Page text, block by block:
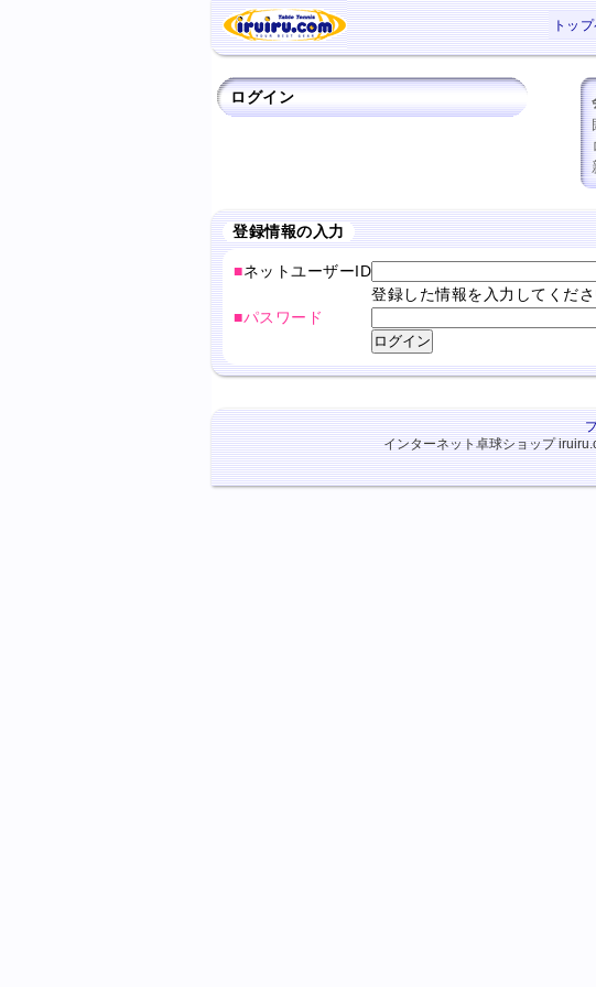
トッ
ログイン
登録情報の入力
■ネットユーザーID
登録した情報を入力してくだ
■パスワード
インターネット卓球ショップ